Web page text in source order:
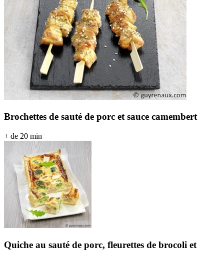
Brochettes de sauté de porc et sauce camembert
+ de 20 min
Quiche au sauté de porc, fleurettes de brocoli et